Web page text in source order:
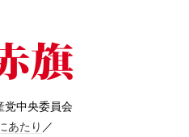
党中央委員会
あたり ／